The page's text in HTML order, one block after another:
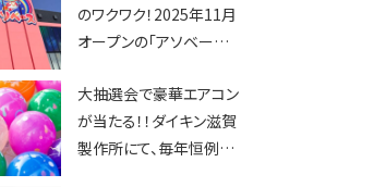
のワクワク！2025年11月
オープンの「アソベース
レーンゲームで青果や日
用品までゲットできる新
スポット！
大抽選会で豪華エアコン
が当たる！！ダイキン滋賀
製作所にて、毎年恒例